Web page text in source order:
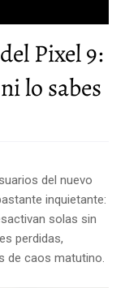
Pixel 9:
lo sabes
del nuevo
inquietante:
solas sin
perdidas,
de caos matutino.